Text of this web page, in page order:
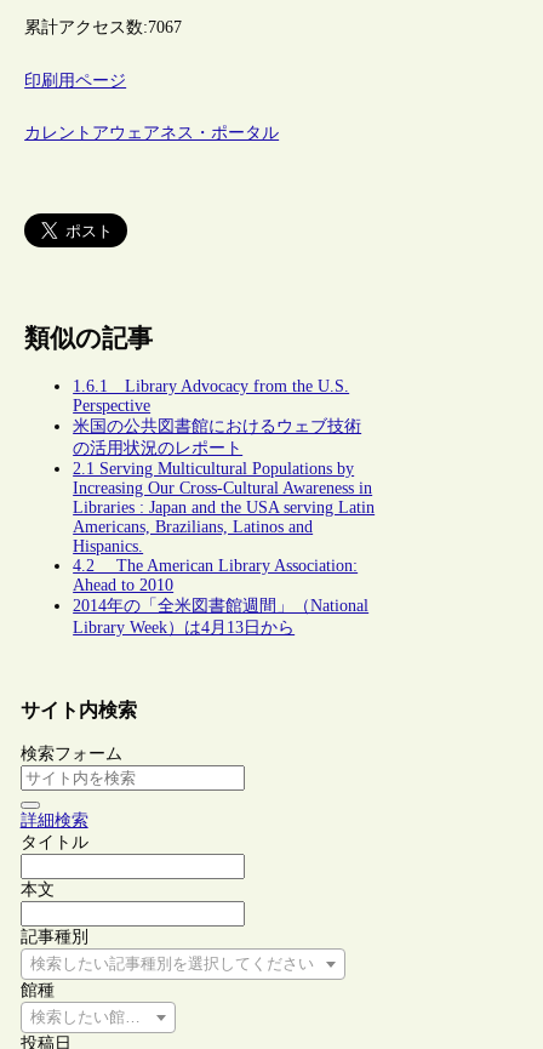
累計アクセス数:7067
印刷用ページ
カレントアウェアネス・ポータル
類似の記事
1.6.1 Library Advocacy from the U.S.
Perspective
米国の公共図書館におけるウェブ技術
の活用状況のレポート
2.1 Serving Multicultural Populations by
Increasing Our Cross-Cultural Awareness in
Libraries : Japan and the USA serving Latin
Americans, Brazilians, Latinos and
Hispanics.
4.2 The American Library Association:
Ahead to 2010
2014年の「全米図書館週間」（National
Library Week）は4月13日から
サイト内検索
検索フォーム
詳細検索
タイトル
本文
記事種別
検索したい記事種別を選択してください
館種
検索したい館種を選択してください
投稿日